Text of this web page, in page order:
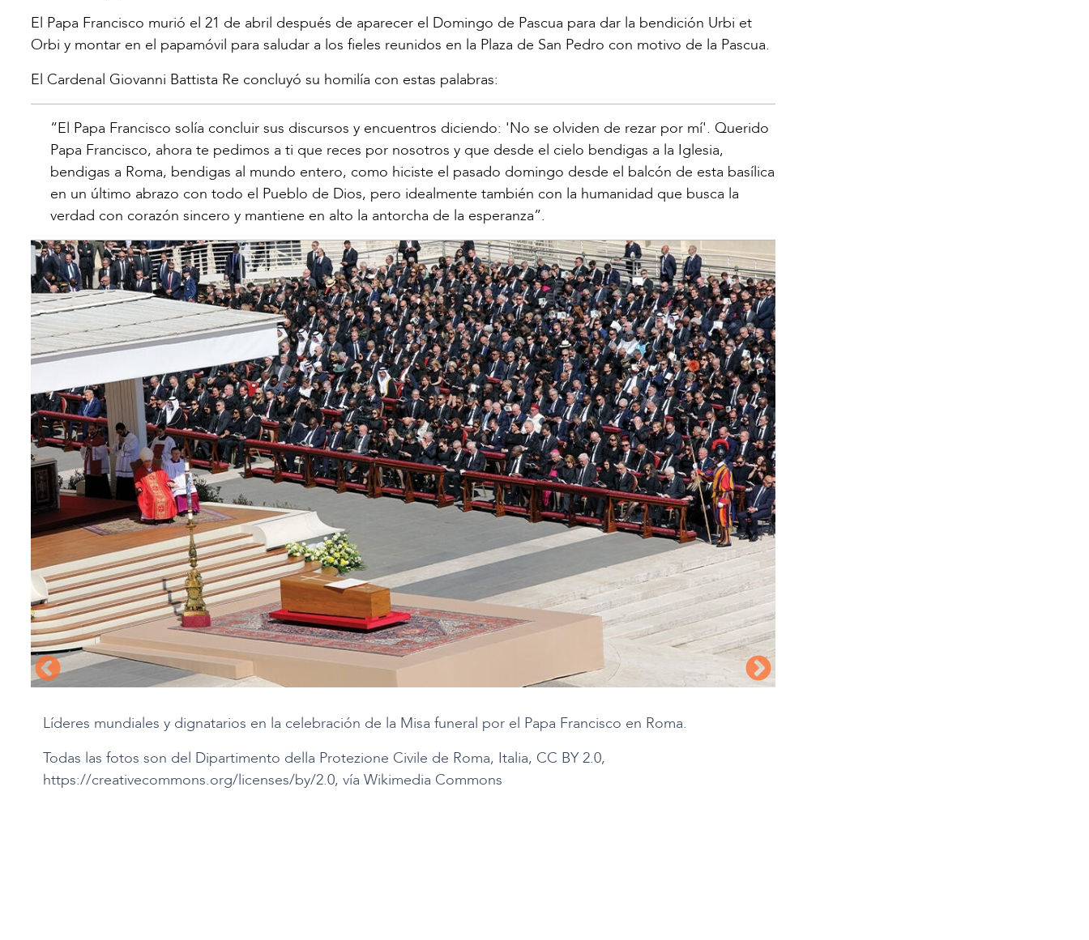
El Papa Francisco murió el 21 de abril después de aparecer el Domingo de Pascua para dar la bendición Urbi et
Orbi y montar en el papamóvil para saludar a los fieles reunidos en la Plaza de San Pedro con motivo de la Pascua.
El Cardenal Giovanni Battista Re concluyó su homilía con estas palabras:
“El Papa Francisco solía concluir sus discursos y encuentros diciendo: 'No se olviden de rezar por mí'. Querido
Papa Francisco, ahora te pedimos a ti que reces por nosotros y que desde el cielo bendigas a la Iglesia,
bendigas a Roma, bendigas al mundo entero, como hiciste el pasado domingo desde el balcón de esta basílica
en un último abrazo con todo el Pueblo de Dios, pero idealmente también con la humanidad que busca la
verdad con corazón sincero y mantiene en alto la antorcha de la esperanza”.
Líderes mundiales y dignatarios en la celebración de la Misa funeral por el Papa Francisco en Roma.
Todas las fotos son del Dipartimento della Protezione Civile de Roma, Italia, CC BY 2.0,
https://creativecommons.org/licenses/by/2.0, vía Wikimedia Commons